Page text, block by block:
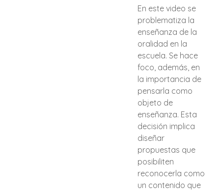
En este video se
problematiza la
enseñanza de la
oralidad en la
escuela. Se hace
foco, además, en
la importancia de
pensarla como
objeto de
enseñanza. Esta
decisión implica
diseñar
propuestas que
posibiliten
reconocerla como
un contenido que